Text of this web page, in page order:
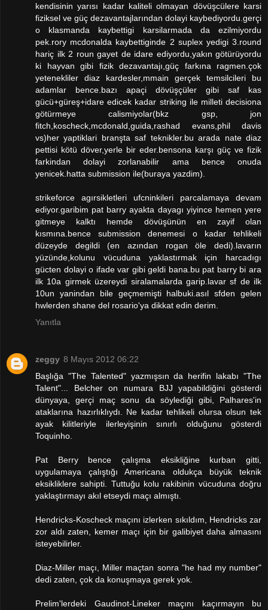
kendisinin yarısı kadar kaliteli olmayan dövüşcülere karsi
fiziksel ve güç dezavantajlarından dolayi kaybediyordu.gerçi
o klasmanda kaybettigi karsilarmada da ezilmiyordu
pek.rory mcdonalda kaybettiginde 2 suplex yedigi 3.round
hariç ilk 2 roun gayet de idare ediyordu,yakın götürüyordu
ki hayvan gibi fizik dezavantajı,güç farkına ragmen.çok
yetenekliler diaz kardesler,mmain gerçek temsilcileri bu
adamlar bence.bazı apaçi dövüşçüler gibi saf kas
gücü+güreş+idare edicek kadar striking ile milleti decisiona
götürmeye calismiyolar(bkz gsp, jon
fitch,koscheck,mcdonald,guida,rashad evans,phil davis
vs)her yaptiklari branşta saf teknikler.bu arada nate diaz
pettisi kötü döver,yerle bir eder.bensona karşı güç ve fizik
farkindan dolayi zorlanabilir ama bence onuda
yenicek.hatta submission ile(buraya yazdim).
strikeforce agırsikletleri ufcninkileri parcalamaya devam
ediyor.garibim pat barry ayakta dayagı yiyince hemen yere
gitmeye kalktı hemde dövüşünün en zayif olan
kısmına.bence submission denemesi o kadar tehlikeli
düzeyde degildi (en azından rogan öle dedi).lavarın
yüzünde,kolunu vücuduna yaklastırmak için harcadıgı
gücten dolayi o ifade var gibi geldi bana.bu pat barry bi ara
ilk 10a girmek üzereydi siralamalarda garip.lavar sf de ilk
10un yanindan bile geçmemişti halbuki.asıl sfden gelen
hwlerden shane del rosario'ya dikkat edin derim.
Yanıtla
zeggy 8 Mayıs 2012 06:22
Başlığa "The Talented" yazmışsın da herifin lakabı "The
Talent"... Belcher on numara BJJ yapabildiğini gösterdi
dünyaya, gerçi maç sonu da söylediği gibi, Palhares'in
ataklarına hazırlıklıydı. Ne kadar tehlikeli olursa olsun tek
ayak kilitleriyle ilerleyişinin sınırlı olduğunu gösterdi
Toquinho.
Pat Berry bence çalışma eksikliğine kurban gitti,
uygulamaya çalıştığı Americana oldukça büyük teknik
eksikliklere sahipti. Tuttuğu kolu rakibinin vücuduna doğru
yaklaştırmayı akıl etseydi maçı almıştı.
Hendricks-Koscheck maçını izlerken sıkıldım, Hendricks zar
zor aldı zaten, kemer maçı için bir galibiyet daha almasını
isteyebilirler.
Diaz-Miller maçı, Miller maçtan sonra "he had my number"
dedi zaten, çok da konuşmaya gerek yok.
Prelim'lerdeki Gaudinot-Lineker maçını kaçırmayın bu